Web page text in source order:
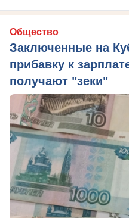
Общество
Заключенные на
прибавку к
получают "зеки"